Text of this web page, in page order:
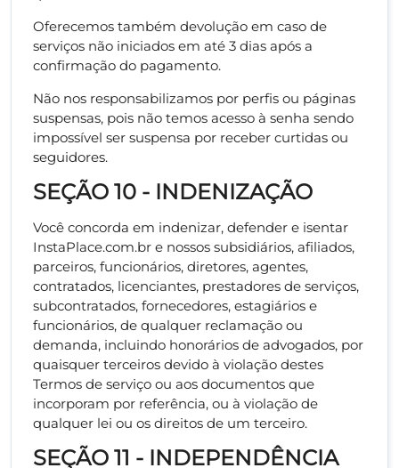
Oferecemos também devolução em caso de
serviços não iniciados em até 3 dias após a
confirmação do pagamento.
Não nos responsabilizamos por perfis ou páginas
suspensas, pois não temos acesso à senha sendo
impossível ser suspensa por receber curtidas ou
seguidores.
SEÇÃO 10 - INDENIZAÇÃO
Você concorda em indenizar, defender e isentar
InstaPlace.com.br e nossos subsidiários, afiliados,
parceiros, funcionários, diretores, agentes,
contratados, licenciantes, prestadores de serviços,
subcontratados, fornecedores, estagiários e
funcionários, de qualquer reclamação ou
demanda, incluindo honorários de advogados, por
quaisquer terceiros devido à violação destes
Termos de serviço ou aos documentos que
incorporam por referência, ou à violação de
qualquer lei ou os direitos de um terceiro.
SEÇÃO 11 - INDEPENDÊNCIA